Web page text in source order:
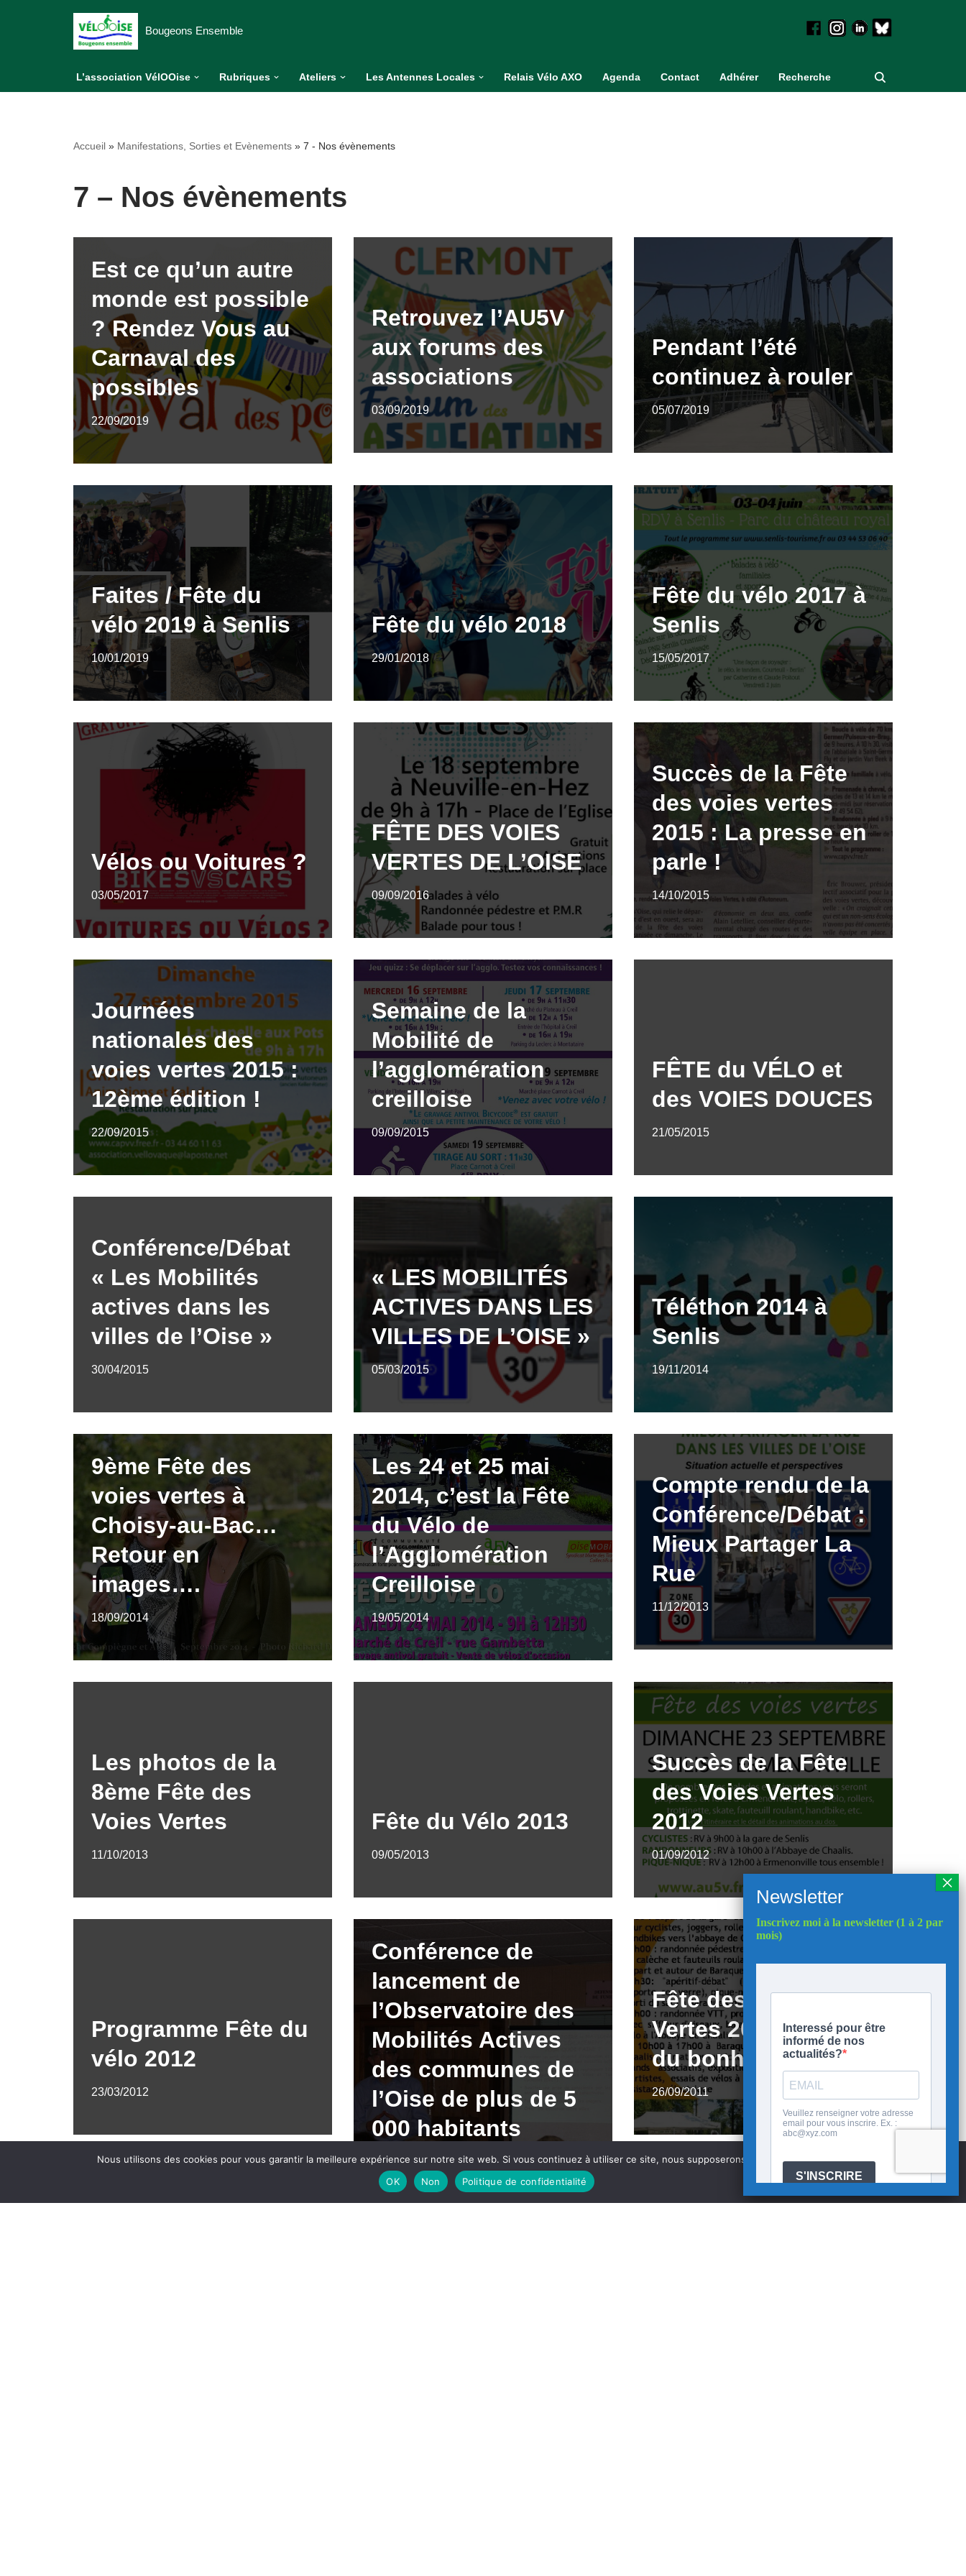
Bougeons Ensemble
L’association VélOOise Rubriques Ateliers Les Antennes Locales Relais Vélo AXO Agenda Contact Adhérer Recherche
Accueil » Manifestations, Sorties et Evènements » 7 - Nos évènements
7 – Nos évènements
Est ce qu’un autre
monde est possible
? Rendez Vous au
Carnaval des
possibles
22/09/2019
Retrouvez l’AU5V
aux forums des
associations
03/09/2019
Pendant l’été
continuez à rouler
05/07/2019
Faites / Fête du
vélo 2019 à Senlis
10/01/2019
Fête du vélo 2018
29/01/2018
Fête du vélo 2017 à
Senlis
15/05/2017
Vélos ou Voitures ?
03/05/2017
FÊTE DES VOIES
VERTES DE L’OISE
09/09/2016
Succès de la Fête
des voies vertes
2015 : La presse en
parle !
14/10/2015
Journées
nationales des
voies vertes 2015 :
12ème édition !
22/09/2015
Semaine de la
Mobilité de
l’agglomération
creilloise
09/09/2015
FÊTE du VÉLO et
des VOIES DOUCES
21/05/2015
Conférence/Débat
« Les Mobilités
actives dans les
villes de l’Oise »
30/04/2015
« LES MOBILITÉS
ACTIVES DANS LES
VILLES DE L’OISE »
05/03/2015
Téléthon 2014 à
Senlis
19/11/2014
9ème Fête des
voies vertes à
Choisy-au-Bac…
Retour en
images….
18/09/2014
Les 24 et 25 mai
2014, c’est la Fête
du Vélo de
l’Agglomération
Creilloise
19/05/2014
Compte rendu de la
Conférence/Débat :
Mieux Partager La
Rue
11/12/2013
Les photos de la
8ème Fête des
Voies Vertes
11/10/2013
Fête du Vélo 2013
09/05/2013
Succès de la Fête
des Voies Vertes
2012
01/09/2012
Programme Fête du
vélo 2012
23/03/2012
Conférence de
lancement de
l’Observatoire des
Mobilités Actives
des communes de
l’Oise de plus de 5
000 habitants
18/03/2012
Fête des Voies
Vertes 2011 : Que
du bonheur !!
26/09/2011
Inscrivez moi à la newsletter (1 à 2 par
mois)
Nous utilisons des cookies pour vous garantir la meilleure expérience sur notre site web. Si vous continuez à utiliser ce site, nous supposerons que vous en êtes satisfait.
OK
Non Politique de confidentialité